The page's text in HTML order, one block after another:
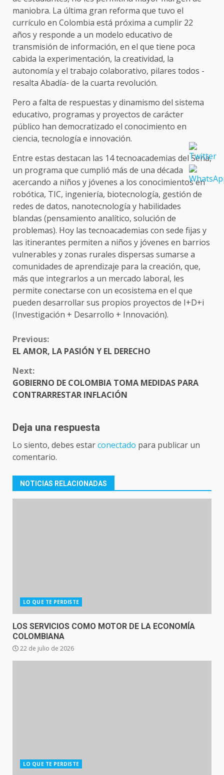
maniobra. La última gran reforma que tuvo el
currículo en Colombia está próxima a cumplir 22
años y responde a un modelo educativo de
transmisión de información, en el que tiene poca
cabida la experimentación, la creatividad, la
autonomía y el trabajo colaborativo, pilares todos -
resalta Abadía- de la cuarta revolución.
Pero a falta de respuestas y dinamismo del sistema
educativo, programas y proyectos de carácter
público han democratizado el conocimiento en
ciencia, tecnología e innovación.
Entre estas destacan las 14 tecnoacademias del Sena,
un programa que cumplió más de una década
acercando a niños y jóvenes a los conocimientos en
robótica, TIC, ingeniería, biotecnología, gestión de
redes de datos, nanotecnología y habilidades
blandas (pensamiento analítico, solución de
problemas). Hoy las tecnoacademias con sede fijas y
las itinerantes permiten a niños y jóvenes en barrios
vulnerables y zonas rurales dispersas sumarse a
comunidades de aprendizaje para la creación, que,
más que integrarlos a un mercado laboral, les
permite conectarse con un ecosistema en el que
pueden desarrollar sus propios proyectos de I+D+i
(Investigación + Desarrollo + Innovación).
CONTINUE
READING
Previous:
EL AMOR, LA PASIÓN Y EL DERECHO
Next:
GOBIERNO DE COLOMBIA TOMA MEDIDAS PARA
CONTRARRESTAR INFLACIÓN
Deja una respuesta
Lo siento, debes estarconectado para publicar un
comentario.
NOTICIAS RELACIONADAS
LO QUE TE PERDISTE
LOS SERVICIOS COMO MOTOR DE LA ECONOMÍA
COLOMBIANA
22 de julio de 2026
LO QUE TE PERDISTE